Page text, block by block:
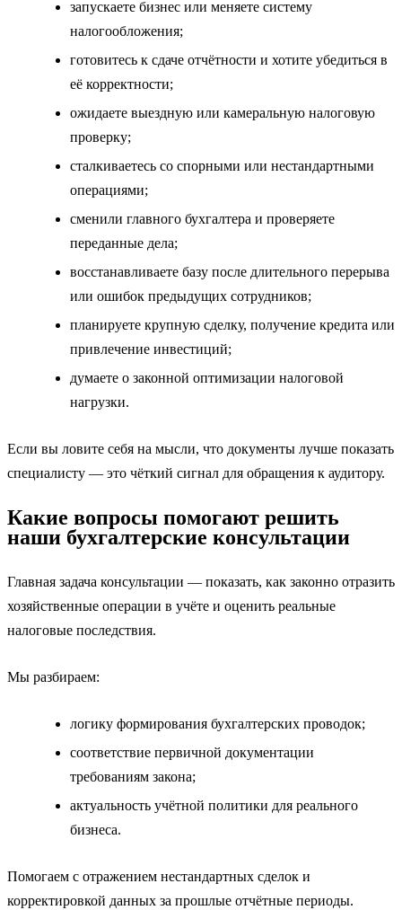
запускаете бизнес или меняете систему
налогообложения;
готовитесь к сдаче отчётности и хотите убедиться в
её корректности;
ожидаете выездную или камеральную налоговую
проверку;
сталкиваетесь со спорными или нестандартными
операциями;
сменили главного бухгалтера и проверяете
переданные дела;
восстанавливаете базу после длительного перерыва
или ошибок предыдущих сотрудников;
планируете крупную сделку, получение кредита или
привлечение инвестиций;
думаете о законной оптимизации налоговой
нагрузки.
Если вы ловите себя на мысли, что документы лучше показать
специалисту — это чёткий сигнал для обращения к аудитору.
Какие вопросы помогают решить
наши бухгалтерские консультации
Главная задача консультации — показать, как законно отразить
хозяйственные операции в учёте и оценить реальные
налоговые последствия.
Мы разбираем:
логику формирования бухгалтерских проводок;
соответствие первичной документации
требованиям закона;
актуальность учётной политики для реального
бизнеса.
Помогаем с отражением нестандартных сделок и
корректировкой данных за прошлые отчётные периоды.